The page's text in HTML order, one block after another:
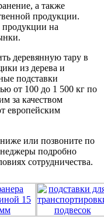
а также
продукции.
на
деревянную тару в
из дерева и
подставки
от 100 до 1 500 кг по
за качеством
европейским
или позвоните по
подробно
сотрудничества.